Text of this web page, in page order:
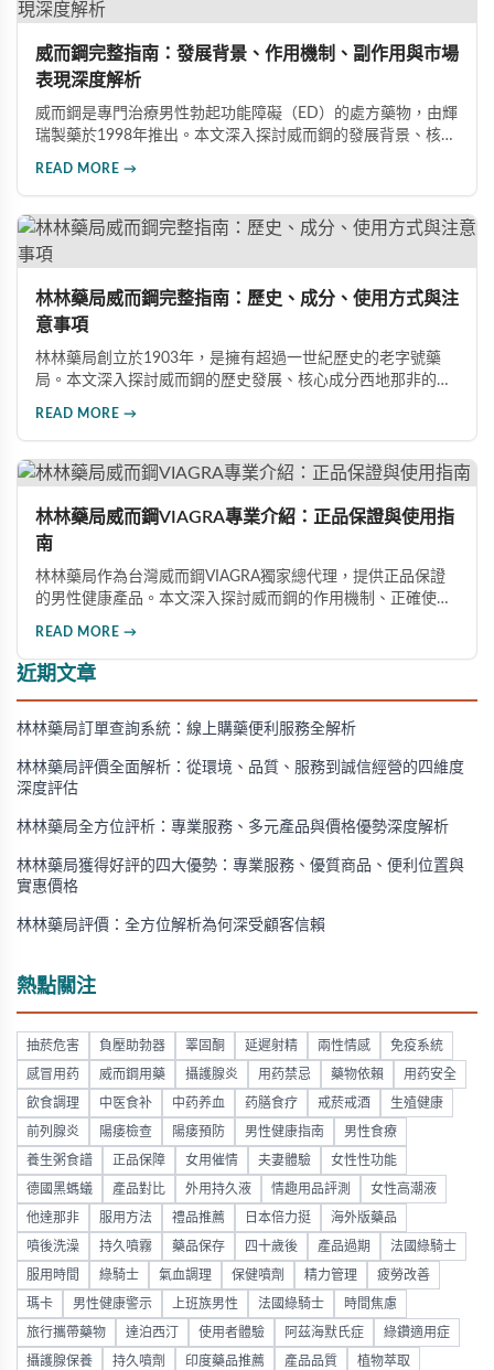
威而鋼完整指南：發展背景、作用機制、副作用與市場
表現深度解析
威而鋼是專門治療男性勃起功能障礙（ED）的處方藥物，由輝
瑞製藥於1998年推出。本文深入探討威而鋼的發展背景、核心
READ MORE →
林林藥局威而鋼完整指南：歷史、成分、使用方式與注
意事項
林林藥局創立於1903年，是擁有超過一世紀歷史的老字號藥
局。本文深入探討威而鋼的歷史發展、核心成分西地那非的作
READ MORE →
林林藥局威而鋼VIAGRA專業介紹：正品保證與使用指
南
林林藥局作為台灣威而鋼VIAGRA獨家總代理，提供正品保證
的男性健康產品。本文深入探討威而鋼的作用機制、正確使用
擇。
READ MORE →
近期文章
林林藥局訂單查詢系統：線上購藥便利服務全解析
林林藥局評價全面解析：從環境、品質、服務到誠信經營的四維度
深度評估
林林藥局全方位評析：專業服務、多元產品與價格優勢深度解析
林林藥局獲得好評的四大優勢：專業服務、優質商品、便利位置與
實惠價格
林林藥局評價：全方位解析為何深受顧客信賴
熱點關注
抽菸危害 負壓助勃器 睪固酮 延遲射精 兩性情感 免疫系統
感冒用药 威而鋼用藥 攝護腺炎 用药禁忌 藥物依賴 用药安全
飲食調理 中医食补 中药养血 药膳食疗 戒菸戒酒 生殖健康
前列腺炎 陽痿檢查 陽痿預防 男性健康指南 男性食療
養生粥食譜 正品保障 女用催情 夫妻體驗 女性性功能
德國黑螞蟻 產品對比 外用持久液 情趣用品評測 女性高潮液
他達那非 服用方法 禮品推薦 日本倍力挺 海外版藥品
噴後洗澡 持久噴霧 藥品保存 四十歲後 產品過期 法國綠騎士
服用時間 綠騎士 氣血調理 保健噴劑 精力管理 疲勞改善
瑪卡 男性健康警示 上班族男性 法國綠騎士 時間焦慮
旅行攜帶藥物 達泊西汀 使用者體驗 阿茲海默氏症 綠鑽適用症
攝護腺保養 持久噴劑 印度藥品推薦 產品品質 植物萃取